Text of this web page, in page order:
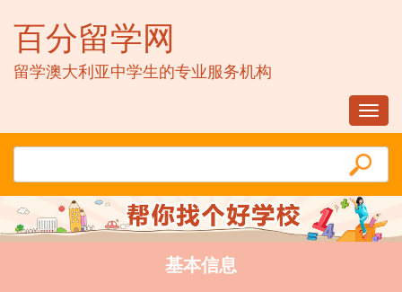
百分留学网
留学澳大利亚中学生的专业服务机构
基本信息